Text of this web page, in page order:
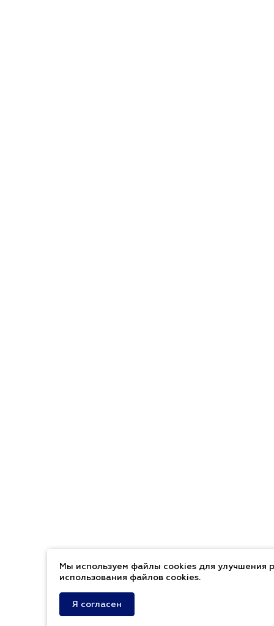
Мы используем файлы cookies для улучшения
использования файлов cookies.
Я согласен